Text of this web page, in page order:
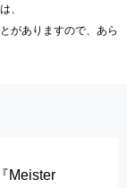
、
がありますので、あら
Meister